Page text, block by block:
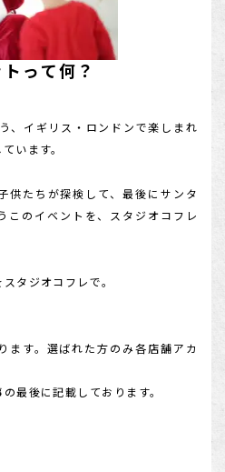
って何？
、イギリス・ロンドンで楽しまれ
います。
供たちが探検して、最後にサンタ
このイベントを、スタジオコフレ
タジオコフレで。
ます。選ばれた方のみ各店舗アカ
最後に記載しております。